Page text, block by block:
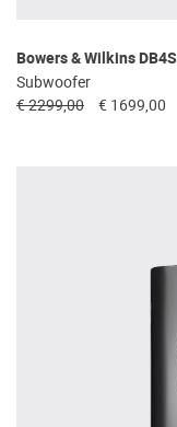
Bowers & Wilkins DB4S
Subwoofer
€ 2299,00
€ 1699,00